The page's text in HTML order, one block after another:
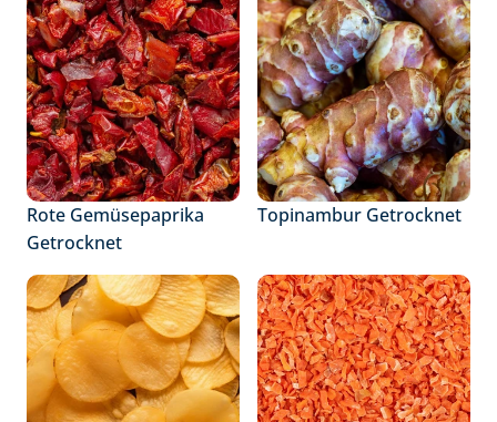
Rote Gemüsepaprika
Getrocknet
Topinambur Getrocknet